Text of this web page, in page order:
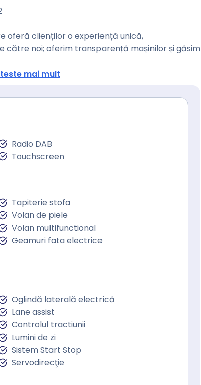
oferă clienților o experiență unică,
către noi; oferim transparență mașinilor și găsim
mai mult
Radio DAB
Touchscreen
Tapiterie stofa
Volan de piele
Volan multifunctional
Geamuri fata electrice
Oglindă laterală electrică
Lane assist
Controlul tractiunii
Lumini de zi
Sistem Start Stop
Servodirecţie